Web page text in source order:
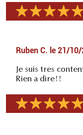
Ruben C. le 21/10/
Je suis tres
Rien a dire!!